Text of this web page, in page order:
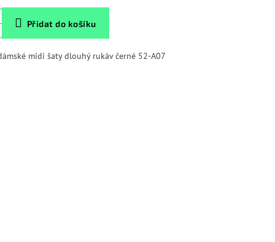
Přidat do košíku
midi šaty dlouhý rukáv černé 52-A07